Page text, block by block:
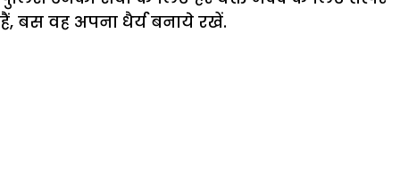
हैं, बस वह अपना धैर्य बनाये रखें.